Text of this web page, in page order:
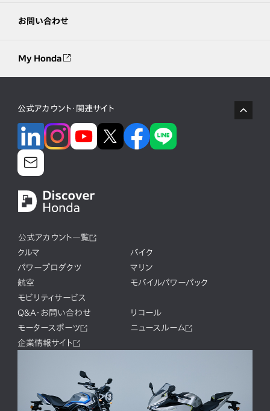
お問い合わせ
My Honda
公式アカウント・関連サイト
公式アカウント一覧
クルマ
バイク
パワープロダクツ
マリン
航空
モバイルパワーパック
モビリティサービス
Q&A・お問い合わせ
リコール
モータースポーツ
ニュースルーム
企業情報サイト